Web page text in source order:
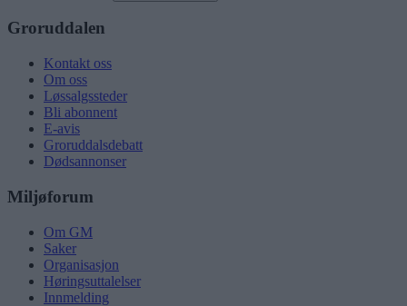
Groruddalen
Kontakt oss
Om oss
Løssalgssteder
Bli abonnent
E-avis
Groruddalsdebatt
Dødsannonser
Miljøforum
Om GM
Saker
Organisasjon
Høringsuttalelser
Innmelding